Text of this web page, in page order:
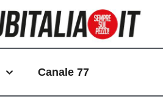
Canale 77